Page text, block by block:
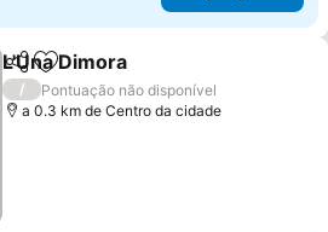
PartilharAdicionar aos favoritos
L'Una Dimora
/
Pontuação não disponível
a 0.3 km de Centro da cidade